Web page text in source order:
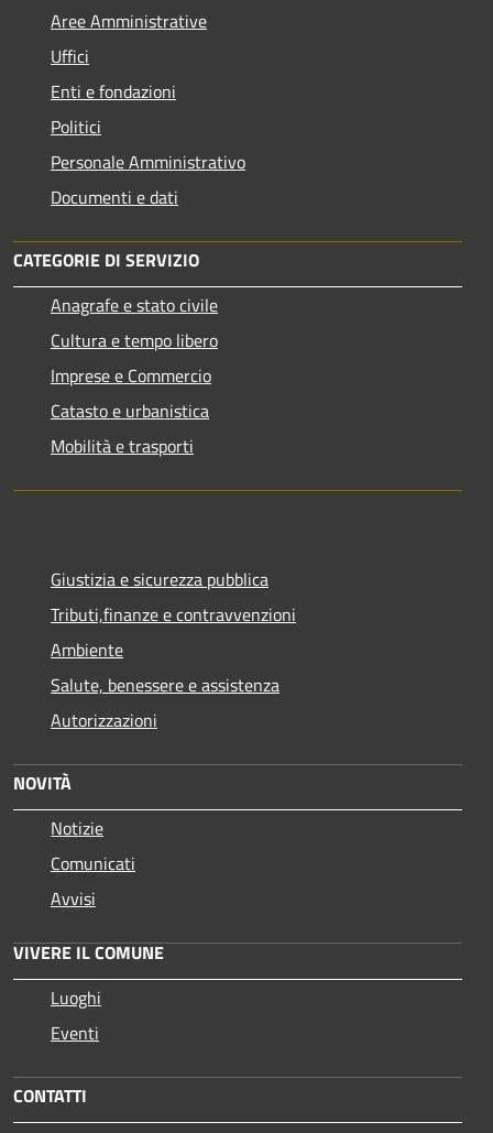
Aree Amministrative
Uffici
Enti e fondazioni
Politici
Personale Amministrativo
Documenti e dati
CATEGORIE DI SERVIZIO
Anagrafe e stato civile
Cultura e tempo libero
Imprese e Commercio
Catasto e urbanistica
Mobilità e trasporti
Giustizia e sicurezza pubblica
Tributi,finanze e contravvenzioni
Ambiente
Salute, benessere e assistenza
Autorizzazioni
NOVITÀ
Notizie
Comunicati
Avvisi
VIVERE IL COMUNE
Luoghi
Eventi
CONTATTI